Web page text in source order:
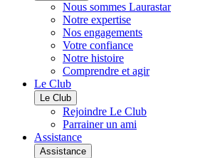
Nous sommes Laurastar
Notre expertise
Nos engagements
Votre confiance
Notre histoire
Comprendre et agir
Le Club
Le Club
Rejoindre Le Club
Parrainer un ami
Assistance
Assistance